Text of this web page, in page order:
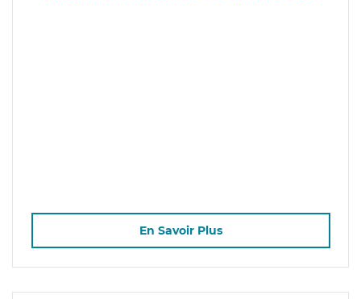
En Savoir Plus